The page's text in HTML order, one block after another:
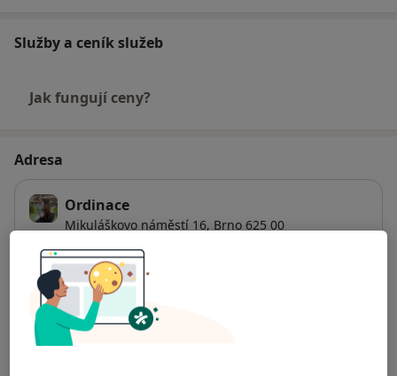
Služby a ceník služeb
Jak fungují ceny?
Adresa
Ordinace
Mikuláškovo náměstí 16, Brno 625 00
Dostupnost
Na této adrese online kalendář není aktivní